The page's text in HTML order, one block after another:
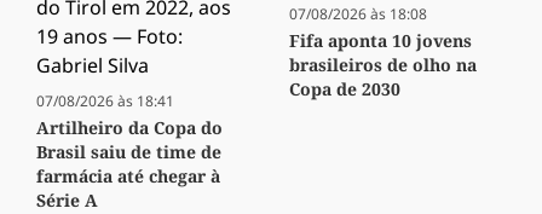
07/08/2026 às 18:41
Artilheiro da Copa do
Brasil saiu de time de
farmácia até chegar à
Série A
07/08/2026 às 18:08
Fifa aponta 10 jovens
brasileiros de olho na
Copa de 2030